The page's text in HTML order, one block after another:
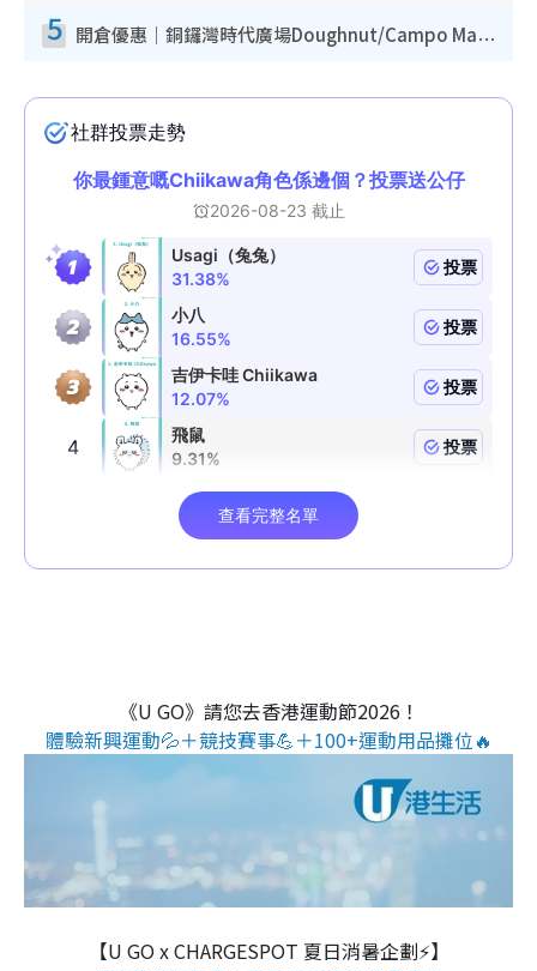
5 開倉優惠｜銅鑼灣時代廣場Doughnut/Campo Marzio開倉低至1折！背囊、書包、手袋劈價$200起
《U GO》請您去香港運動節2026！
體驗新興運動💦＋競技賽事💪＋100+運動用品攤位🔥
【U GO x CHARGESPOT 夏日消暑企劃⚡】